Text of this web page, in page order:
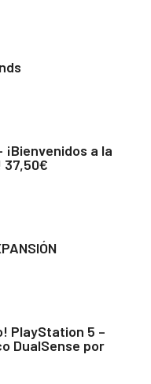
¡Bienvenidos a la
37,50€
PlayStation 5 –
DualSense por